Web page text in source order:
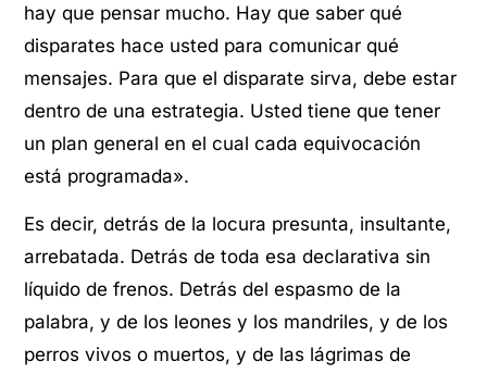
hay que pensar mucho. Hay que saber qué
disparates hace usted para comunicar qué
mensajes. Para que el disparate sirva, debe estar
dentro de una estrategia. Usted tiene que tener
un plan general en el cual cada equivocación
está programada».
Es decir, detrás de la locura presunta, insultante,
arrebatada. Detrás de toda esa declarativa sin
líquido de frenos. Detrás del espasmo de la
palabra, y de los leones y los mandriles, y de los
perros vivos o muertos, y de las lágrimas de